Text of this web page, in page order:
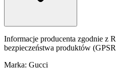
Informacje producenta zgodnie z
bezpieczeństwa produktów
Marka: Gucci